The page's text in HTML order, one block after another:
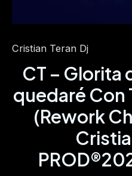
Cristian Teran Dj
CT – Glorita
quedaré Con
(Rework